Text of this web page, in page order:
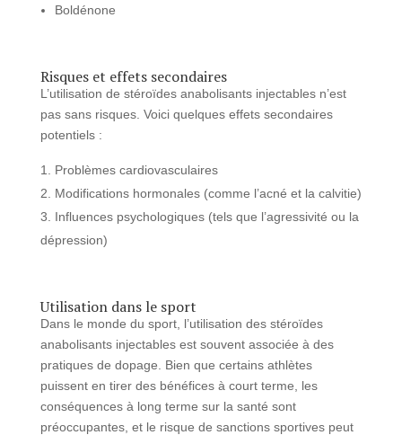
Boldénone
Risques et effets secondaires
L’utilisation de stéroïdes anabolisants injectables n’est
pas sans risques. Voici quelques effets secondaires
potentiels :
Problèmes cardiovasculaires
Modifications hormonales (comme l’acné et la calvitie)
Influences psychologiques (tels que l’agressivité ou la
dépression)
Utilisation dans le sport
Dans le monde du sport, l’utilisation des stéroïdes
anabolisants injectables est souvent associée à des
pratiques de dopage. Bien que certains athlètes
puissent en tirer des bénéfices à court terme, les
conséquences à long terme sur la santé sont
préoccupantes, et le risque de sanctions sportives peut